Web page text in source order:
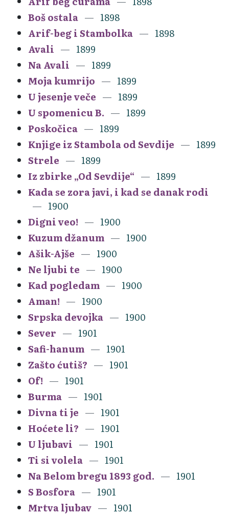
Boš ostala
1898
Arif-beg i Stambolka
1898
Avali
1899
Na Avali
1899
Moja kumrijo
1899
U jesenje veče
1899
U spomenicu B.
1899
Poskočica
1899
Knjige iz Stambola od Sevdije
1899
Strele
1899
Iz zbirke „Od Sevdije“
1899
Kada se zora javi, i kad se danak rodi
1900
Digni veo!
1900
Kuzum džanum
1900
Ašik-Ajše
1900
Ne ljubi te
1900
Kad pogledam
1900
Aman!
1900
Srpska devojka
1900
Sever
1901
Safi-hanum
1901
Zašto ćutiš?
1901
Of!
1901
Burma
1901
Divna ti je
1901
Hoćete li?
1901
U ljubavi
1901
Ti si volela
1901
Na Belom bregu 1893 god.
1901
S Bosfora
1901
Mrtva ljubav
1901